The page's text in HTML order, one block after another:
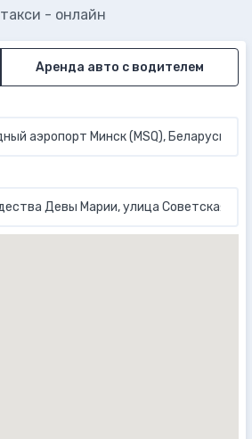
такси - онлайн
Аренда авто с водителем